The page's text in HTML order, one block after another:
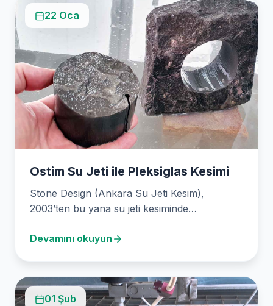
22 Oca
Ostim Su Jeti ile Pleksiglas Kesimi
Stone Design (Ankara Su Jeti Kesim),
2003’ten bu yana su jeti kesiminde
Devamını okuyun
01 Şub